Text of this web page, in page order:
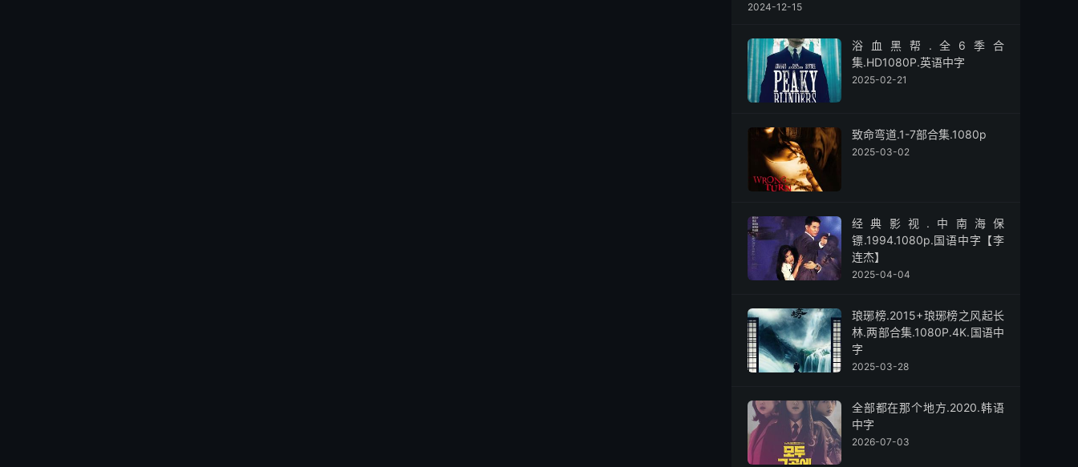
2024-12-15
浴血黑帮.全6季合
集.HD1080P.英语中字
2025-02-21
致命弯道.1-7部合集.1080p
2025-03-02
经典影视.中南海保
镖.1994.1080p.国语中字【李
连杰】
2025-04-04
琅琊榜.2015+琅琊榜之风起长
林.两部合集.1080P.4K.国语中
字
2025-03-28
全部都在那个地方.2020.韩语
中字
2026-07-03